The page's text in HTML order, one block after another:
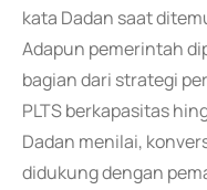
kata Dadan saat
Adapun pemerintah
bagian dari strategi
PLTS berkapasitas
Dadan menilai,
didukung dengan